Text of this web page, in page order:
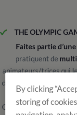
THE OLYMPIC
Faites partie
pratiquent de
animateurs/trices qui
de la pratique. Ces
comme il se doit…
Olympiques ! Par la
By clicking
storing of